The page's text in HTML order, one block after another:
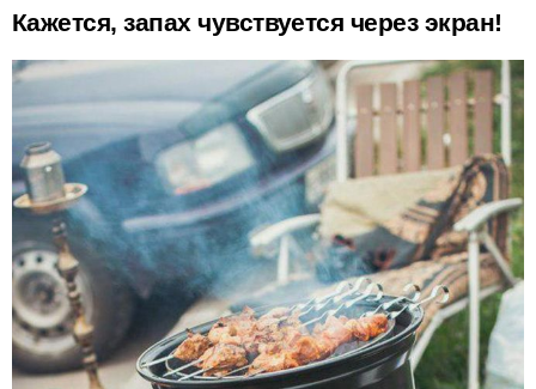
Кажется, запах чувствуется через экран!